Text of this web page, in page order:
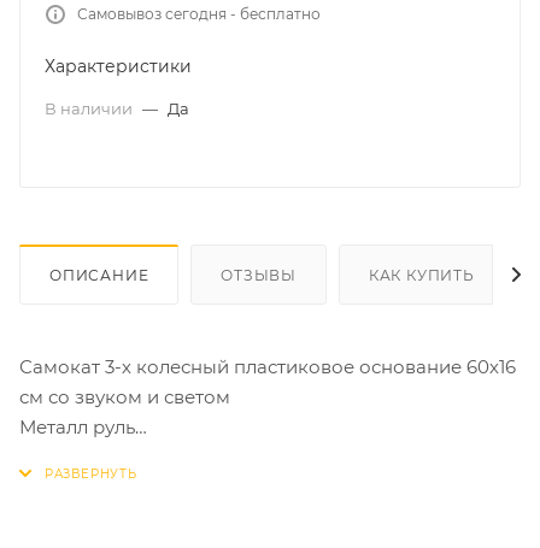
Самовывоз сегодня - бесплатно
Характеристики
В наличии — Да
ОПИСАНИЕ ОТЗЫВЫ КАК КУПИТЬ
Самокат 3-х колесный пластиковое основание 60х16
см со звуком и светом
Металл руль